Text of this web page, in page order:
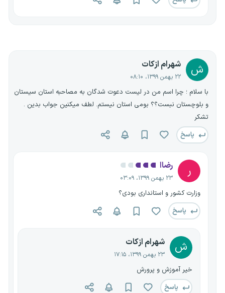
ش شهرام ازکات
۲۲ بهمن ۱۳۹۹، ۰۸:۱۰
با سلام ؛ چرا اسم من در لیست دعوت شدگان به مصاحبه استان سیستان
و بلوچستان نبست؟؟ بومی استان نیستم. لطف میکنین جواب بدین .
تشکر
پاسخ
ر رضاا
۲۳ بهمن ۱۳۹۹، ۰۳:۰۹
وزارت کشور و استانداری بودی؟
پاسخ
ش شهرام ازکات
۲۳ بهمن ۱۳۹۹، ۱۷:۱۵
خیر آموزش و پرورش
پاسخ